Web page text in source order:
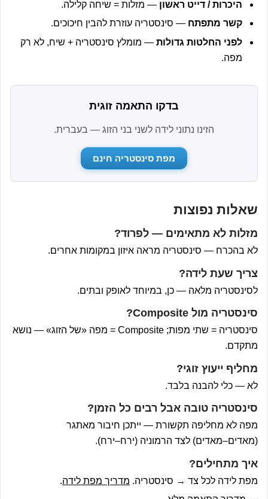
היכרות / דייט ראשון — מזלות = שיחה קלילה.
קשר מתפתח — סינסטריה עוזרת להבין חיכוכים.
לפני החלטות גדולות — מומלץ סינסטריה + שיח, לא רק
מפה.
בדקו התאמה זוגית
הזינו נתוני לידה לשני בני הזוג — בעברית.
מפת סינסטריה חינם
שאלות נפוצות
מזלות לא מתאימים — לפרוד?
לא בהכרח — סינסטריה מראה איזון במקומות אחרים.
צריך שעת לידה?
לסינסטריה מלאה — כן, במיוחד לאופק ובתים.
סינסטריה מול Composite?
סינסטריה = שתי מפות; Composite = מפה «של הזוג» — נושא
מתקדם.
מחליף ייעוץ זוגי?
לא — כלי להבנה בלבד.
סינסטריה טובה אבל רבים כל הזמן?
מפה לא מחליפה תקשורת — ייתכן חיבור מאתגר
(מאדים–מאדים) לצד הרמוניה (ירח–ירח).
איך מתחילים?
מפת לידה לכל צד → סינסטריה. מדריך מפת לידה.